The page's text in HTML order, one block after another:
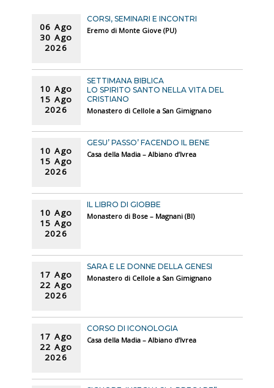
06 Ago
30 Ago
2026
CORSI, SEMINARI E INCONTRI
Eremo di Monte Giove (PU)
10 Ago
15 Ago
2026
SETTIMANA BIBLICA
LO SPIRITO SANTO NELLA VITA DEL
CRISTIANO
Monastero di Cellole a San Gimignano
10 Ago
15 Ago
2026
GESU’ PASSO’ FACENDO IL BENE
Casa della Madia – Albiano d’Ivrea
10 Ago
15 Ago
2026
IL LIBRO DI GIOBBE
Monastero di Bose – Magnani (BI)
17 Ago
22 Ago
2026
SARA E LE DONNE DELLA GENESI
Monastero di Cellole a San Gimignano
17 Ago
22 Ago
2026
CORSO DI ICONOLOGIA
Casa della Madia – Albiano d’Ivrea